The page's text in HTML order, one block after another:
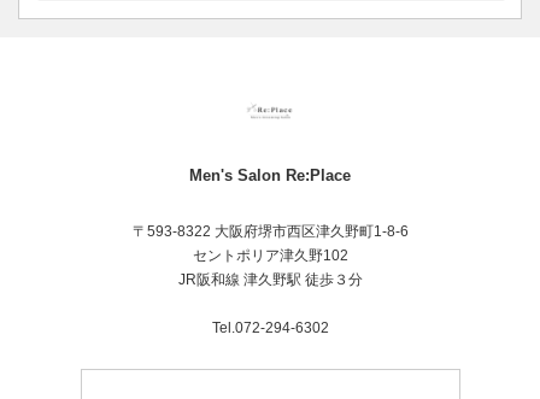
Men's Salon Re:Place
〒593-8322 大阪府堺市西区津久野町1-8-6
セントポリア津久野102
JR阪和線 津久野駅 徒歩３分
Tel.072-294-6302